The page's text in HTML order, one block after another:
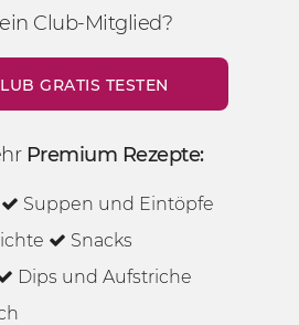
Club-Mitglied?
GRATIS TESTEN
Premium Rezepte:
Suppen und Eintöpfe
Snacks
Dips und Aufstriche